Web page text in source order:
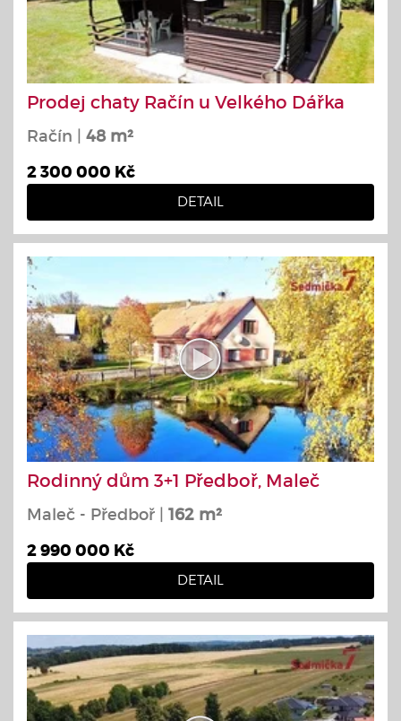
Prodej chaty Račín u Velkého Dářka
Račín | 48 m²
2 300 000 Kč
DETAIL
Rodinný dům 3+1 Předboř, Maleč
Maleč - Předboř | 162 m²
2 990 000 Kč
DETAIL